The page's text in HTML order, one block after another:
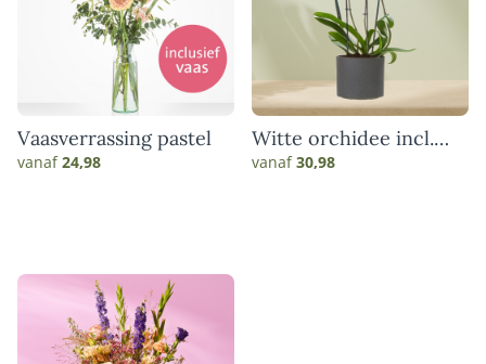
Vaasverrassing pastel
vanaf24,98
Witte orchidee incl.
pot
vanaf30,98